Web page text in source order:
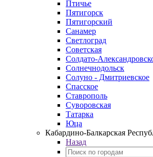
Птичье
Пятигорск
Пятигорский
Санамер
Светлоград
Советская
Солдато-
Солнечнодольск
Солуно - Дмитриевское
Спасское
Ставрополь
Суворовская
Татарка
Юца
Кабардино‑Балкарская
Назад